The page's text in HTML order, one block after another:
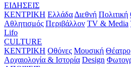
ΕΙΔΗΣΕΙΣ
ΚΕΝΤΡΙΚΗ Ελλάδα Διεθνή Πολιτική
Αθλητισμός Περιβάλλον TV & Media
Lifo
CULTURE
ΚΕΝΤΡΙΚΗ Οθόνες Μουσική Θέατρο
Αρχαιολογία & Ιστορία Design